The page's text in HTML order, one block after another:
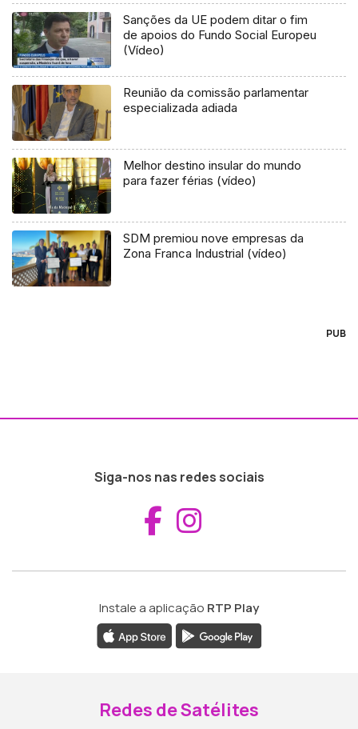
Sanções da UE podem ditar o fim
de apoios do Fundo Social Europeu
(Vídeo)
Reunião da comissão parlamentar
especializada adiada
Melhor destino insular do mundo
para fazer férias (vídeo)
SDM premiou nove empresas da
Zona Franca Industrial (vídeo)
PUB
Siga-nos nas redes sociais
Aceder ao
Instale a aplicação RTP Play
Redes de Satélites